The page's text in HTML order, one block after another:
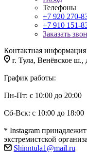
Телефоны
+7 920 270-
+7 910 151-
Заказать
Контактная информация
г. Тула, Венёвское ш.,
График работы:
Пн-Пт: с 10:00 до 20:00
Сб-Вск: с 10:00 до 18:00
* Instagram
экстремистской
Shinntula1@mail.ru